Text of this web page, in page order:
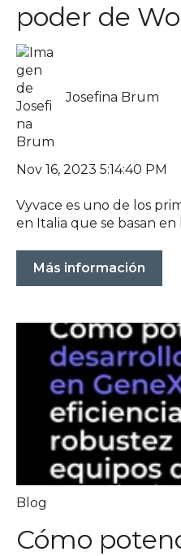
poder de
Josefina Brum
Nov 16, 2023 5:14:40 PM
Vyvace es uno de los
en Italia que se basan en
Más información
Blog
Cómo